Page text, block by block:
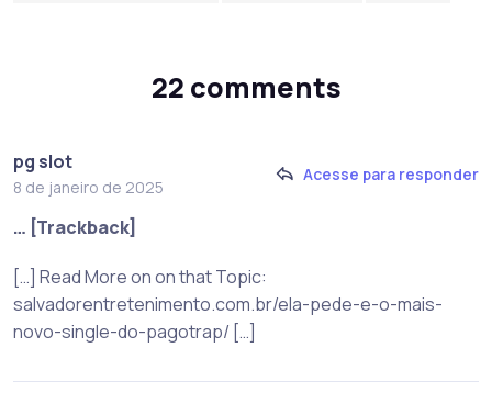
22 comments
pg slot
8 de janeiro de 2025
Acesse para responder
… [Trackback]
[…] Read More on on that Topic:
salvadorentretenimento.com.br/ela-pede-e-o-mais-
novo-single-do-pagotrap/ […]